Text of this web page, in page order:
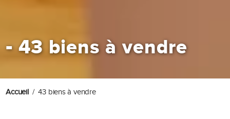
-43 biens à vendre
Accueil 43 biens à vendre